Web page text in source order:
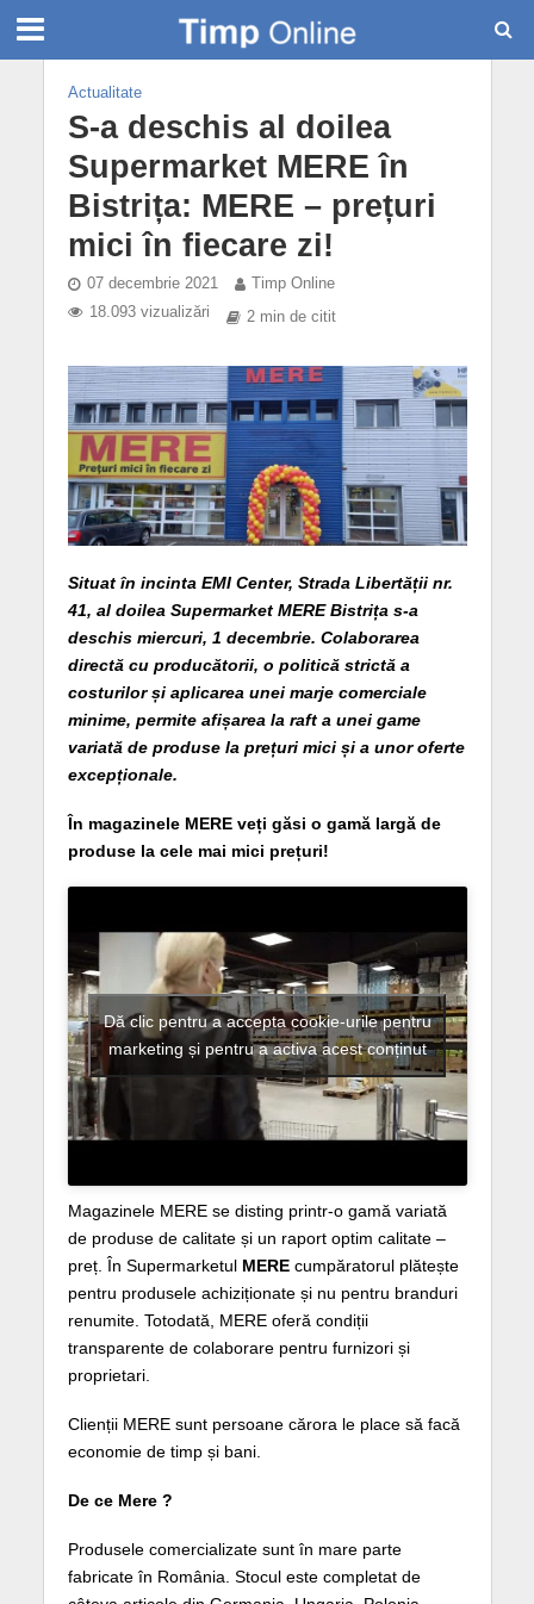
Actualitate
S-a deschis al doilea
Supermarket MERE în
Bistrița: MERE – prețuri
mici în fiecare zi!
07 decembrie 2021
Timp Online
18.093 vizualizări
2 min de citit
Situat în incinta EMI Center, Strada Libertății nr.
41, al doilea Supermarket MERE Bistrița s-a
deschis miercuri, 1 decembrie. Colaborarea
directă cu producătorii, o politică strictă a
costurilor și aplicarea unei marje comerciale
minime, permite afișarea la raft a unei game
variată de produse la prețuri mici și a unor oferte
excepționale.
În magazinele MERE veți găsi o gamă largă de
produse la cele mai mici prețuri!
Dă clic pentru a accepta cookie-urile pentru
marketing și pentru a activa acest conținut
Magazinele MERE se disting printr-o gamă variată
de produse de calitate și un raport optim calitate –
preț. În Supermarketul MEREcumpăratorul plătește
pentru produsele achiziționate și nu pentru branduri
renumite. Totodată, MERE oferă condiții
transparente de colaborare pentru furnizori și
proprietari.
Clienții MERE sunt persoane cărora le place să facă
economie de timp și bani.
De ce Mere ?
Produsele comercializate sunt în mare parte
fabricate în România. Stocul este completat de